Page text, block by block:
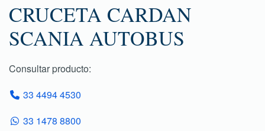
CRUCETA CARDAN
SCANIA AUTOBUS
Consultar producto:
33 4494 4530
33 1478 8800